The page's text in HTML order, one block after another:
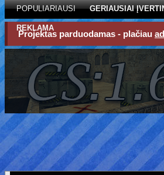
POPULIARIAUSI GERIAUSIAI
REKLAMA
Projektas parduodamas - plačiau